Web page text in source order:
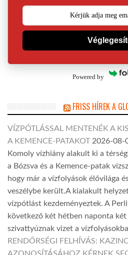
Powered by
FRISS HÍREK A
VÍZPÓTLÁSSAL MENTENÉK A
A KEMENCE-PATAKOT 2026-08-
Komoly vízhiány alakult ki a
a Bózsva és a Kemence-patak
hogy már a vízfolyások élővilága
veszélybe került.A kialakult
vízpótlást kezdeményeztek. A
következő két hétben naponta két
szivattyúznak vizet a
RENDŐRSÉGI FELHÍVÁS: